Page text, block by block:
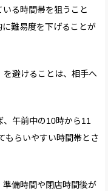
る時間帯を狙うこと
難易度を下げることが
避けることは、相手へ
午前中の10時から11
もらいやすい時間帯とさ
備時間や閉店時間後が